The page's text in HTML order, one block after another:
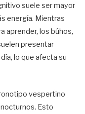
suele ser mayor
energía. Mientras
aprender, los búhos,
presentar
lo que afecta su
vespertino
Esto